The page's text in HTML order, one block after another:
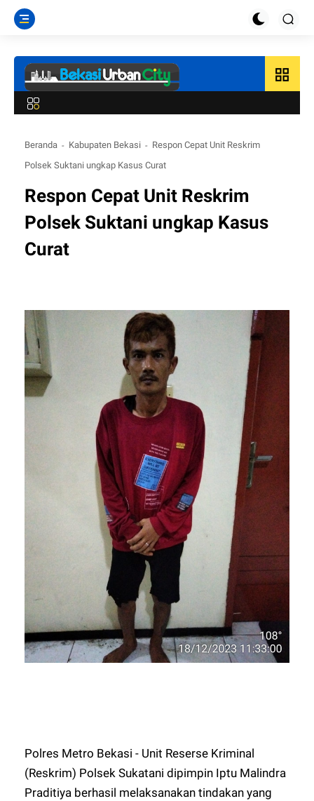
grid_view
Beranda Kabupaten Bekasi
Respon Cepat Unit Reskrim
Polsek Suktani ungkap Kasus Curat
Respon Cepat Unit Reskrim
Polsek Suktani ungkap Kasus
Curat
Polres Metro Bekasi - Unit Reserse Kriminal
(Reskrim) Polsek Sukatani dipimpin Iptu Malindra
Praditiya berhasil melaksanakan tindakan yang